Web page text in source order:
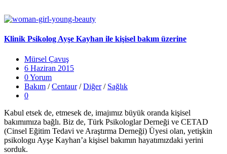
Klinik Psikolog Ayşe Kayhan ile kişisel bakım üzerine
Mürsel Çavuş
6 Haziran 2015
0 Yorum
Bakım /Centaur/Diğer/ Sağlık
0
Kabul etsek de, etmesek de, imajımız büyük oranda kişisel
bakımımıza bağlı. Biz de, Türk Psikologlar Derneği ve CETAD
(Cinsel Eğitim Tedavi ve Araştırma Derneği) Üyesi olan, yetişkin
psikologu Ayşe Kayhan’a kişisel bakımın hayatımızdaki yerini
sorduk.